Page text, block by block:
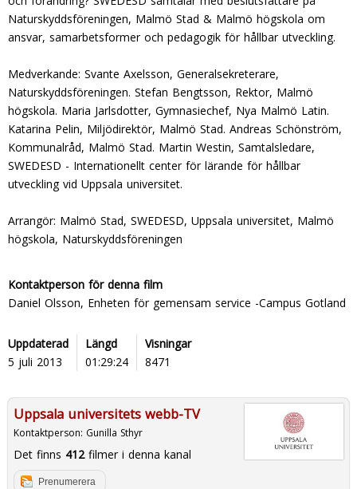
Naturskyddsföreningen, Malmö Stad & Malmö högskola om
ansvar, samarbetsformer och pedagogik för hållbar utveckling.
Medverkande: Svante Axelsson, Generalsekreterare,
Naturskyddsföreningen. Stefan Bengtsson, Rektor, Malmö
högskola. Maria Jarlsdotter, Gymnasiechef, Nya Malmö Latin.
Katarina Pelin, Miljödirektör, Malmö Stad. Andreas Schönström,
Kommunalråd, Malmö Stad. Martin Westin, Samtalsledare,
SWEDESD - Internationellt center för lärande för hållbar
utveckling vid Uppsala universitet.
Arrangör: Malmö Stad, SWEDESD, Uppsala universitet, Malmö
högskola, Naturskyddsföreningen
Kontaktperson för denna film
Daniel Olsson, Enheten för gemensam service -Campus Gotland
Uppdaterad
5 juli 2013
Längd
01:29:24
Visningar
8471
Uppsala universitets webb-TV
Kontaktperson: Gunilla Sthyr
Det finns 412filmer i denna kanal
Prenumerera